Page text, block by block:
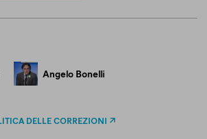
Angelo Bonelli
DELLE CORREZIONI